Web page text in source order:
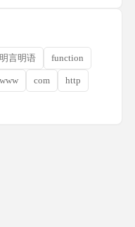
明言明语 function
www com http